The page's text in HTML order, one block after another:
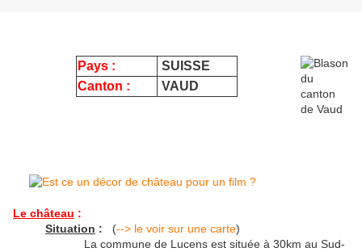
Pays :
SUISSE
Canton :
VAUD
Le château :
Situation : (--> le voir sur une carte)
La commune de Lucens est située à 30km au Sud-